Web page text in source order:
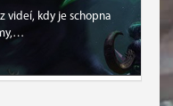
videí, kdy je schopna